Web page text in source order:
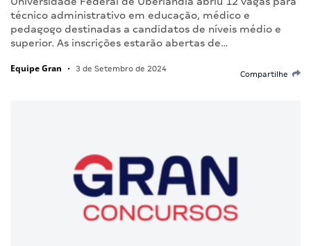
técnico administrativo em educação, médico e
pedagogo destinadas a candidatos de níveis médio e
superior. As inscrições estarão abertas de…
Equipe Gran • 3 de Setembro de 2024
Compartilhe